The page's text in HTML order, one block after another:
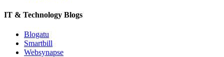
IT & Technology Blogs
Blogatu
Smartbill
Websynapse